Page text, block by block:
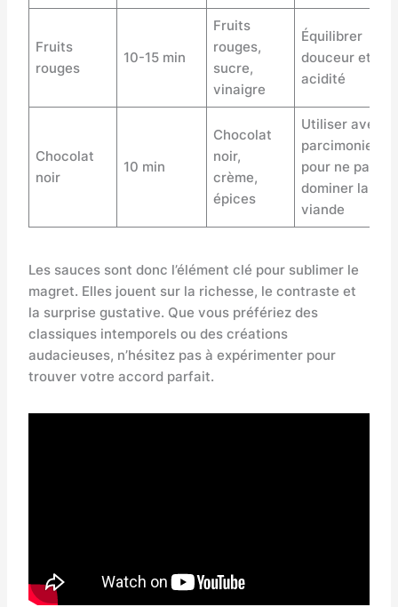
Fruits
rouges
10-15 min
Fruits
rouges,
sucre,
vinaigre
Équilibrer
douceur et
acidité
Chocolat
noir
10 min
Chocolat
noir,
crème,
épices
Utiliser avec
parcimonie
pour ne pas
dominer la
viande
Les sauces sont donc l’élément clé pour sublimer le
magret. Elles jouent sur la richesse, le contraste et
la surprise gustative. Que vous préfériez des
classiques intemporels ou des créations
audacieuses, n’hésitez pas à expérimenter pour
trouver votre accord parfait.